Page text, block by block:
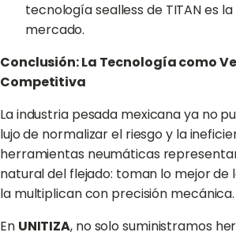
tecnología sealless de TITAN es
mercado.
Conclusión: La Tecnología como
Competitiva
La industria pesada mexicana ya no
lujo de normalizar el riesgo y la
herramientas neumáticas
natural del flejado: toman lo mejor de
la multiplican con precisión mecánica.
En UNITIZA, no solo suministramos